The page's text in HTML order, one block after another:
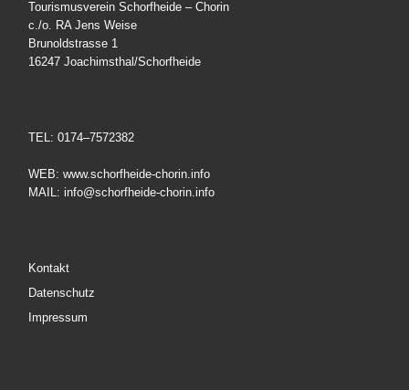
Tourismusverein Schorfheide – Chorin
c./o. RA Jens Weise
Brunoldstrasse 1
16247 Joachimsthal/Schorfheide
TEL: 0174–7572382
WEB: www.schorfheide-chorin.info
MAIL: info@schorfheide-chorin.info
Kontakt
Datenschutz
Impressum